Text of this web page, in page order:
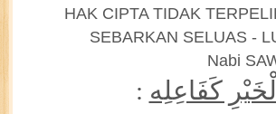
HAK CIPTA TIDAK
SEBARKAN SELUAS -
Nabi
: كَفَاعِلِه